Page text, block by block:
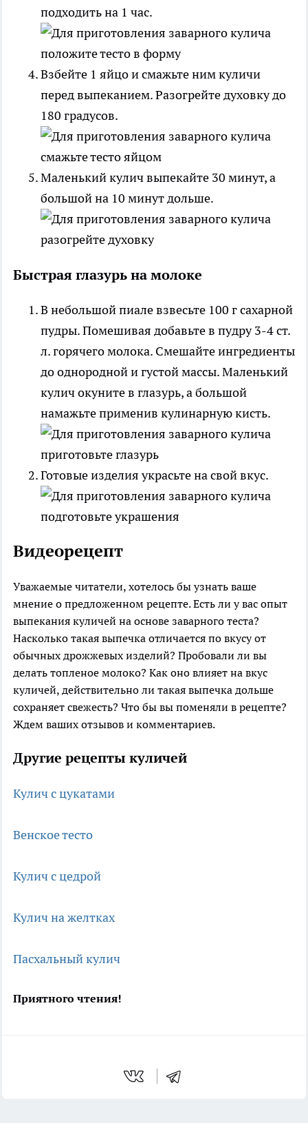
подходить на 1 час.
Взбейте 1 яйцо и смажьте ним куличи
перед выпеканием. Разогрейте духовку до
180 градусов.
Маленький кулич выпекайте 30 минут, а
большой на 10 минут дольше.
Быстрая глазурь на молоке
В небольшой пиале взвесьте 100 г сахарной
пудры. Помешивая добавьте в пудру 3-4 ст.
л. горячего молока. Смешайте ингредиенты
до однородной и густой массы. Маленький
кулич окуните в глазурь, а большой
намажьте применив кулинарную кисть.
Готовые изделия украсьте на свой вкус.
Видеорецепт
Уважаемые читатели, хотелось бы узнать ваше
мнение о предложенном рецепте. Есть ли у вас опыт
выпекания куличей на основе заварного теста?
Насколько такая выпечка отличается по вкусу от
обычных дрожжевых изделий? Пробовали ли вы
делать топленое молоко? Как оно влияет на вкус
куличей, действительно ли такая выпечка дольше
сохраняет свежесть? Что бы вы поменяли в рецепте?
Ждем ваших отзывов и комментариев.
Другие рецепты куличей
Кулич с цукатами
Венское тесто
Кулич с цедрой
Кулич на желтках
Пасхальный кулич
Приятного чтения!